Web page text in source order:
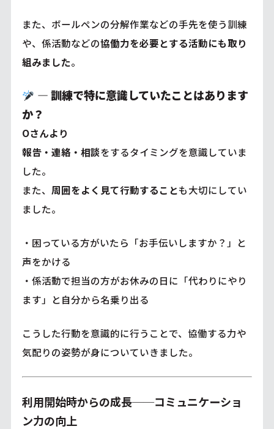
また、ボールペンの分解作業などの手先を使う訓練
や、係活動などの協働力を必要とする活動にも取り
組みました。
―訓練で特に意識していたことはあります
か？
Oさんより
報告・連絡・相談をするタイミングを意識していま
した。
また、 周囲をよく見て行動することも大切にしてい
ました。
・困っている方がいたら「お手伝いしますか？」と
声をかける
・係活動で担当の方がお休みの日に「代わりにやり
ます」と自分から名乗り出る
こうした行動を意識的に行うことで、協働する力や
気配りの姿勢が身についていきました。
利用開始時からの成長──コミュニケーショ
ン力の向上